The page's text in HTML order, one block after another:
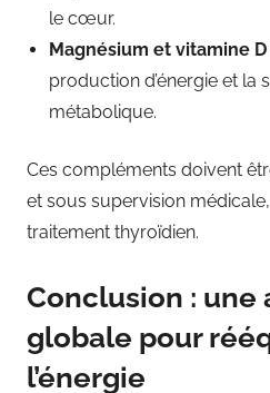
le cœur.
Magnésium et vitamine D
production d’énergie et la
métabolique.
Ces compléments doivent
et sous supervision
traitement thyroïdien.
Conclusion : une
globale pour
l’énergie